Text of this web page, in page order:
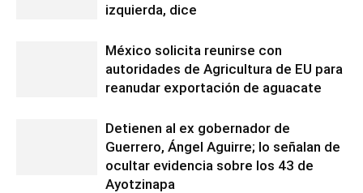
izquierda, dice
México solicita reunirse con
autoridades de Agricultura de EU para
reanudar exportación de aguacate
Detienen al ex gobernador de
Guerrero, Ángel Aguirre; lo señalan de
ocultar evidencia sobre los 43 de
Ayotzinapa